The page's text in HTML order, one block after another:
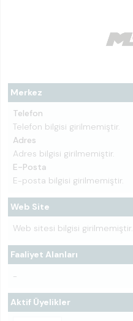
Merkez
Telefon
Telefon bilgisi girilmemiştir.
Adres
Adres bilgisi girilmemiştir.
E-Posta
E-posta bilgisi girilmemiştir.
Web Site
Web sitesi bilgisi girilmemiştir.
Faaliyet Alanları
-
Aktif Üyelikler